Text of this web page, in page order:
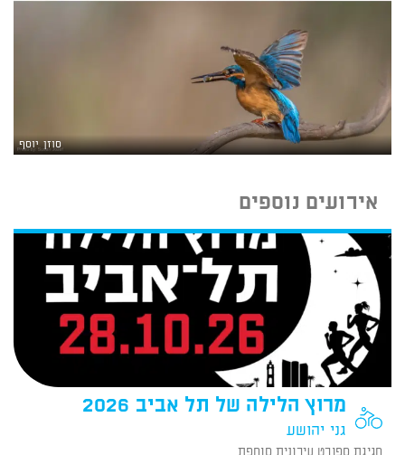
סוזן יוסף
אירועים נוספים
מרוץ הלילה של תל אביב 2026
גני יהושע
חגיגת ספורט עירונית סוחפת